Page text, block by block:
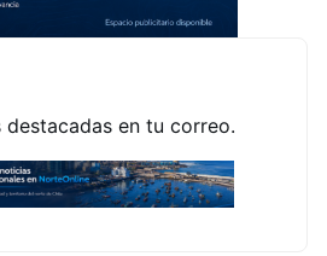
destacadas en tu correo.